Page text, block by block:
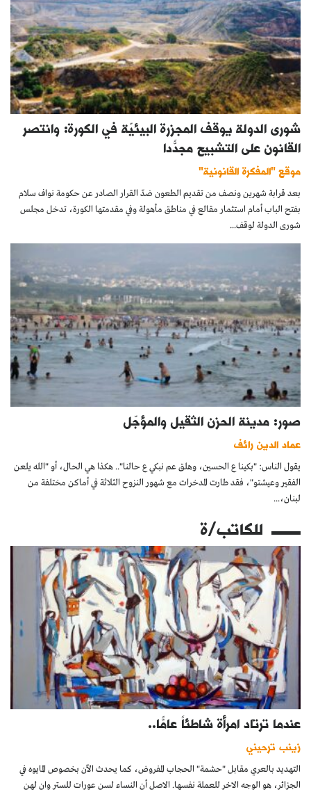
شورى الدولة يوقف المجزرة البيئيّة في الكورة: وانتصر
القانون على التشبيح مجدّدًا
موقع "المفكرة القانونية"
بعد قرابة شهرين ونصف من تقديم الطعون ضدّ القرار الصادر عن حكومة نواف سلام
بفتح الباب أمام استثمار مقالع في مناطق مأهولة وفي مقدمتها الكورة، تدخل مجلس
شورى الدولة لوقف...
صور: مدينة الحزن الثقيل والمؤجّل
عماد الدين رائف
يقول الناس: "بكينا ع الحسين، وهلق عم نبكي ع حالنا".. هكذا هي الحال، أو "الله يلعن
الفقير وعيشتو"، فقد طارت المدخرات مع شهور النزوح الثلاثة في أماكن مختلفة من
لبنان،...
للكاتب/ة
عندما ترتاد امرأة شاطئاً عامّاً..
زينب ترحيني
التهديد بالعري مقابل "حشمة" الحجاب المفروض، كما يحدث الآن بخصوص المايوه في
الجزائر، هو الوجه الاخر للعملة نفسها. الاصل أن النساء لسن عورات للستر وان لهن